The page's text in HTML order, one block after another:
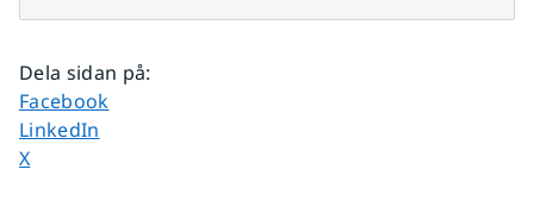
Dela sidan på:
Dela sidan på
Facebook
Dela sidan på
LinkedIn
Dela sidan på
X